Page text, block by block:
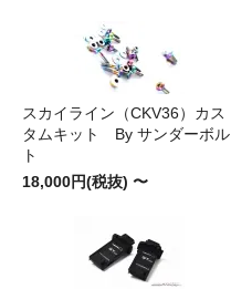
スカイライン（CKV36）カス
タムキット By サンダーボル
ト
18,000円(税抜) 〜